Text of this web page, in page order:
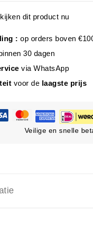
dit product nu
:op orders boven
30 dagen
via WhatsApp
voor de laagste prijs
Veilige en snelle